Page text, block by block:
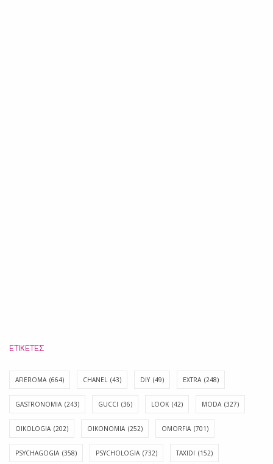
ΕΤΙΚΈΤΕΣ
AFIEROMA (664) CHANEL (43) DIY (49) EXTRA (248)
GASTRONOMIA (243) GUCCI (36) LOOK (42) MODA (327)
OIKOLOGIA (202) OIKONOMIA (252) OMORFIA (701)
PSYCHAGOGIA (358) PSYCHOLOGIA (732) TAXIDI (152)